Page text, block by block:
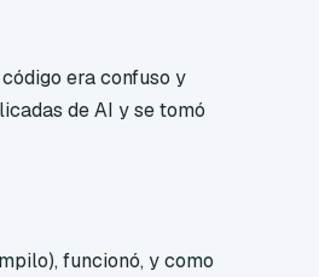
era confuso y
de AI y se tomó
funcionó, y como